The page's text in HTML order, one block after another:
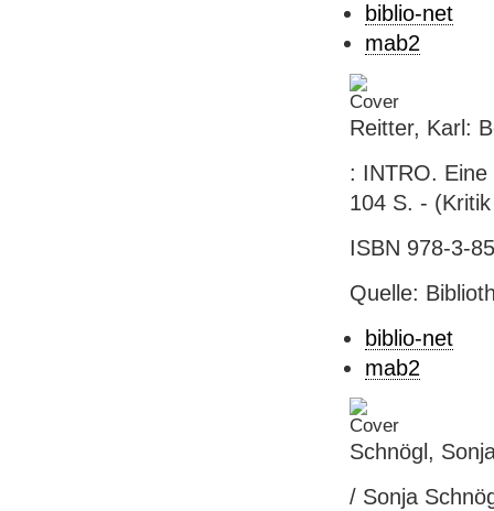
biblio-net
mab2
Reitter, Karl:
: INTRO.
104 S. -
ISBN 978-3-
Quelle:
biblio-net
mab2
Schnögl,
/ Sonja